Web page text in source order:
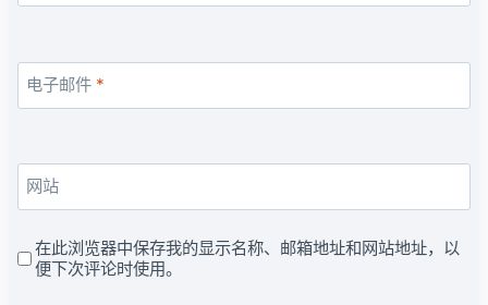
电子邮件 *
网站
在此浏览器中保存我的显示名称、邮箱地址和网站地址，以
便下次评论时使用。